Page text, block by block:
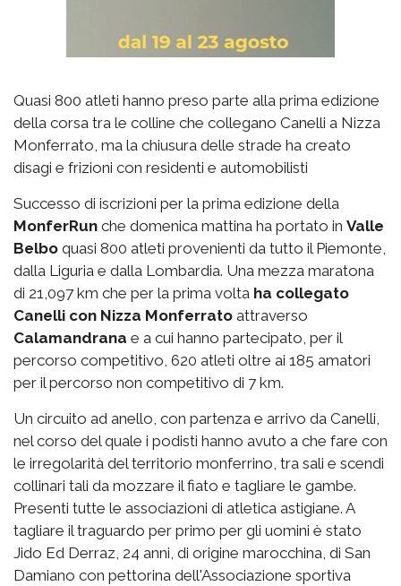
Quasi 800 atleti hanno preso parte alla prima edizione
della corsa tra le colline che collegano Canelli a Nizza
Monferrato, ma la chiusura delle strade ha creato
disagi e frizioni con residenti e automobilisti
Successo di iscrizioni per la prima edizione della
MonferRun che domenica mattina ha portato in Valle
Belbo quasi 800 atleti provenienti da tutto il Piemonte,
dalla Liguria e dalla Lombardia. Una mezza maratona
di 21,097 km che per la prima volta ha collegato
Canelli con Nizza Monferrato attraverso
Calamandrana e a cui hanno partecipato, per il
percorso competitivo, 620 atleti oltre ai 185 amatori
per il percorso non competitivo di 7 km.
Un circuito ad anello, con partenza e arrivo da Canelli,
nel corso del quale i podisti hanno avuto a che fare con
le irregolarità del territorio monferrino, tra sali e scendi
collinari tali da mozzare il fiato e tagliare le gambe.
Presenti tutte le associazioni di atletica astigiane. A
tagliare il traguardo per primo per gli uomini è stato
Jido Ed Derraz, 24 anni, di origine marocchina, di San
Damiano con pettorina dell'Associazione sportiva